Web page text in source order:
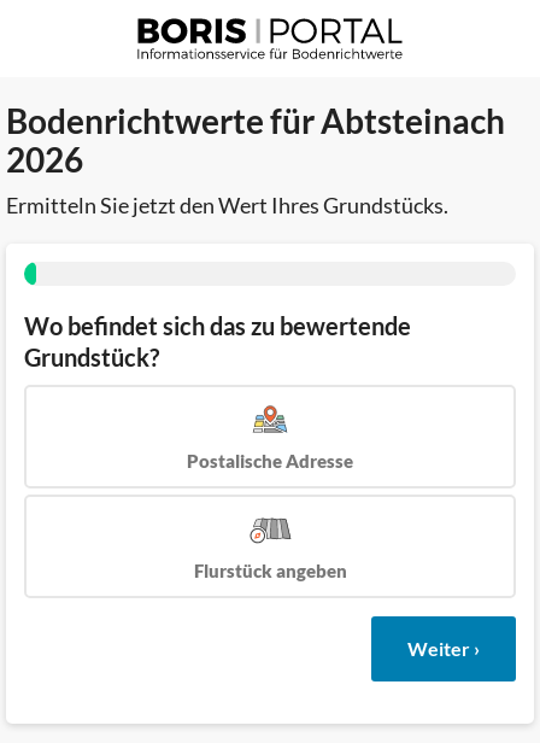
Bodenrichtwerte für Abtsteinach
2026
Ermitteln Sie jetzt den Wert Ihres Grundstücks.
Wo befindet sich das zu bewertende
Grundstück?
Postalische Adresse
Flurstück angeben
Weiter ›